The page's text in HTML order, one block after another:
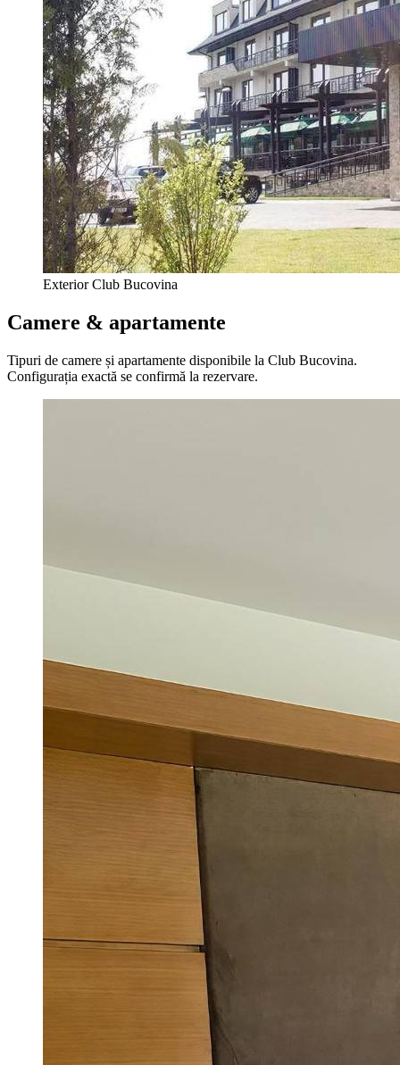
Exterior Club Bucovina
Camere & apartamente
Tipuri de camere și apartamente disponibile la Club Bucovina.
Configurația exactă se confirmă la rezervare.